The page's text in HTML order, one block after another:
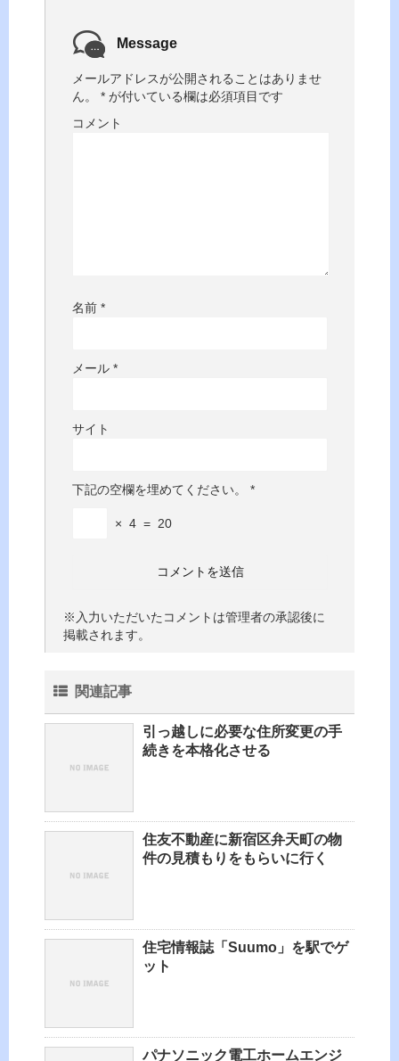
Message
メールアドレスが公開されることはありませ
ん。
* が付いている欄は必須項目です
コメント
名前 *
メール *
サイト
下記の空欄を埋めてください。 *
× 4 = 20
※入力いただいたコメントは管理者の承認後に
掲載されます。
関連記事
引っ越しに必要な住所変更の手
続きを本格化させる
住友不動産に新宿区弁天町の物
件の見積もりをもらいに行く
住宅情報誌「Suumo」を駅でゲ
ット
パナソニック電工ホームエンジ